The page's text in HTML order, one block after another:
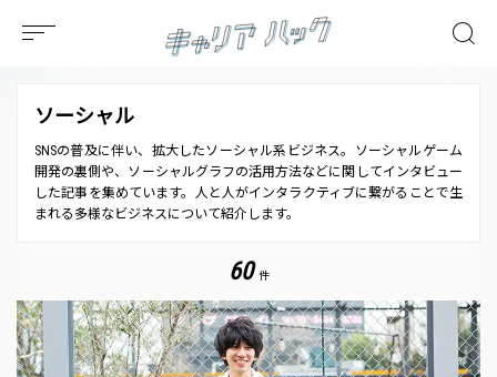
ソーシャル
SNSの普及に伴い、拡大したソーシャル系ビジネス。ソーシャルゲーム
開発の裏側や、ソーシャルグラフの活用方法などに関してインタビュー
した記事を集めています。人と人がインタラクティブに繋がることで生
まれる多様なビジネスについて紹介します。
60 件